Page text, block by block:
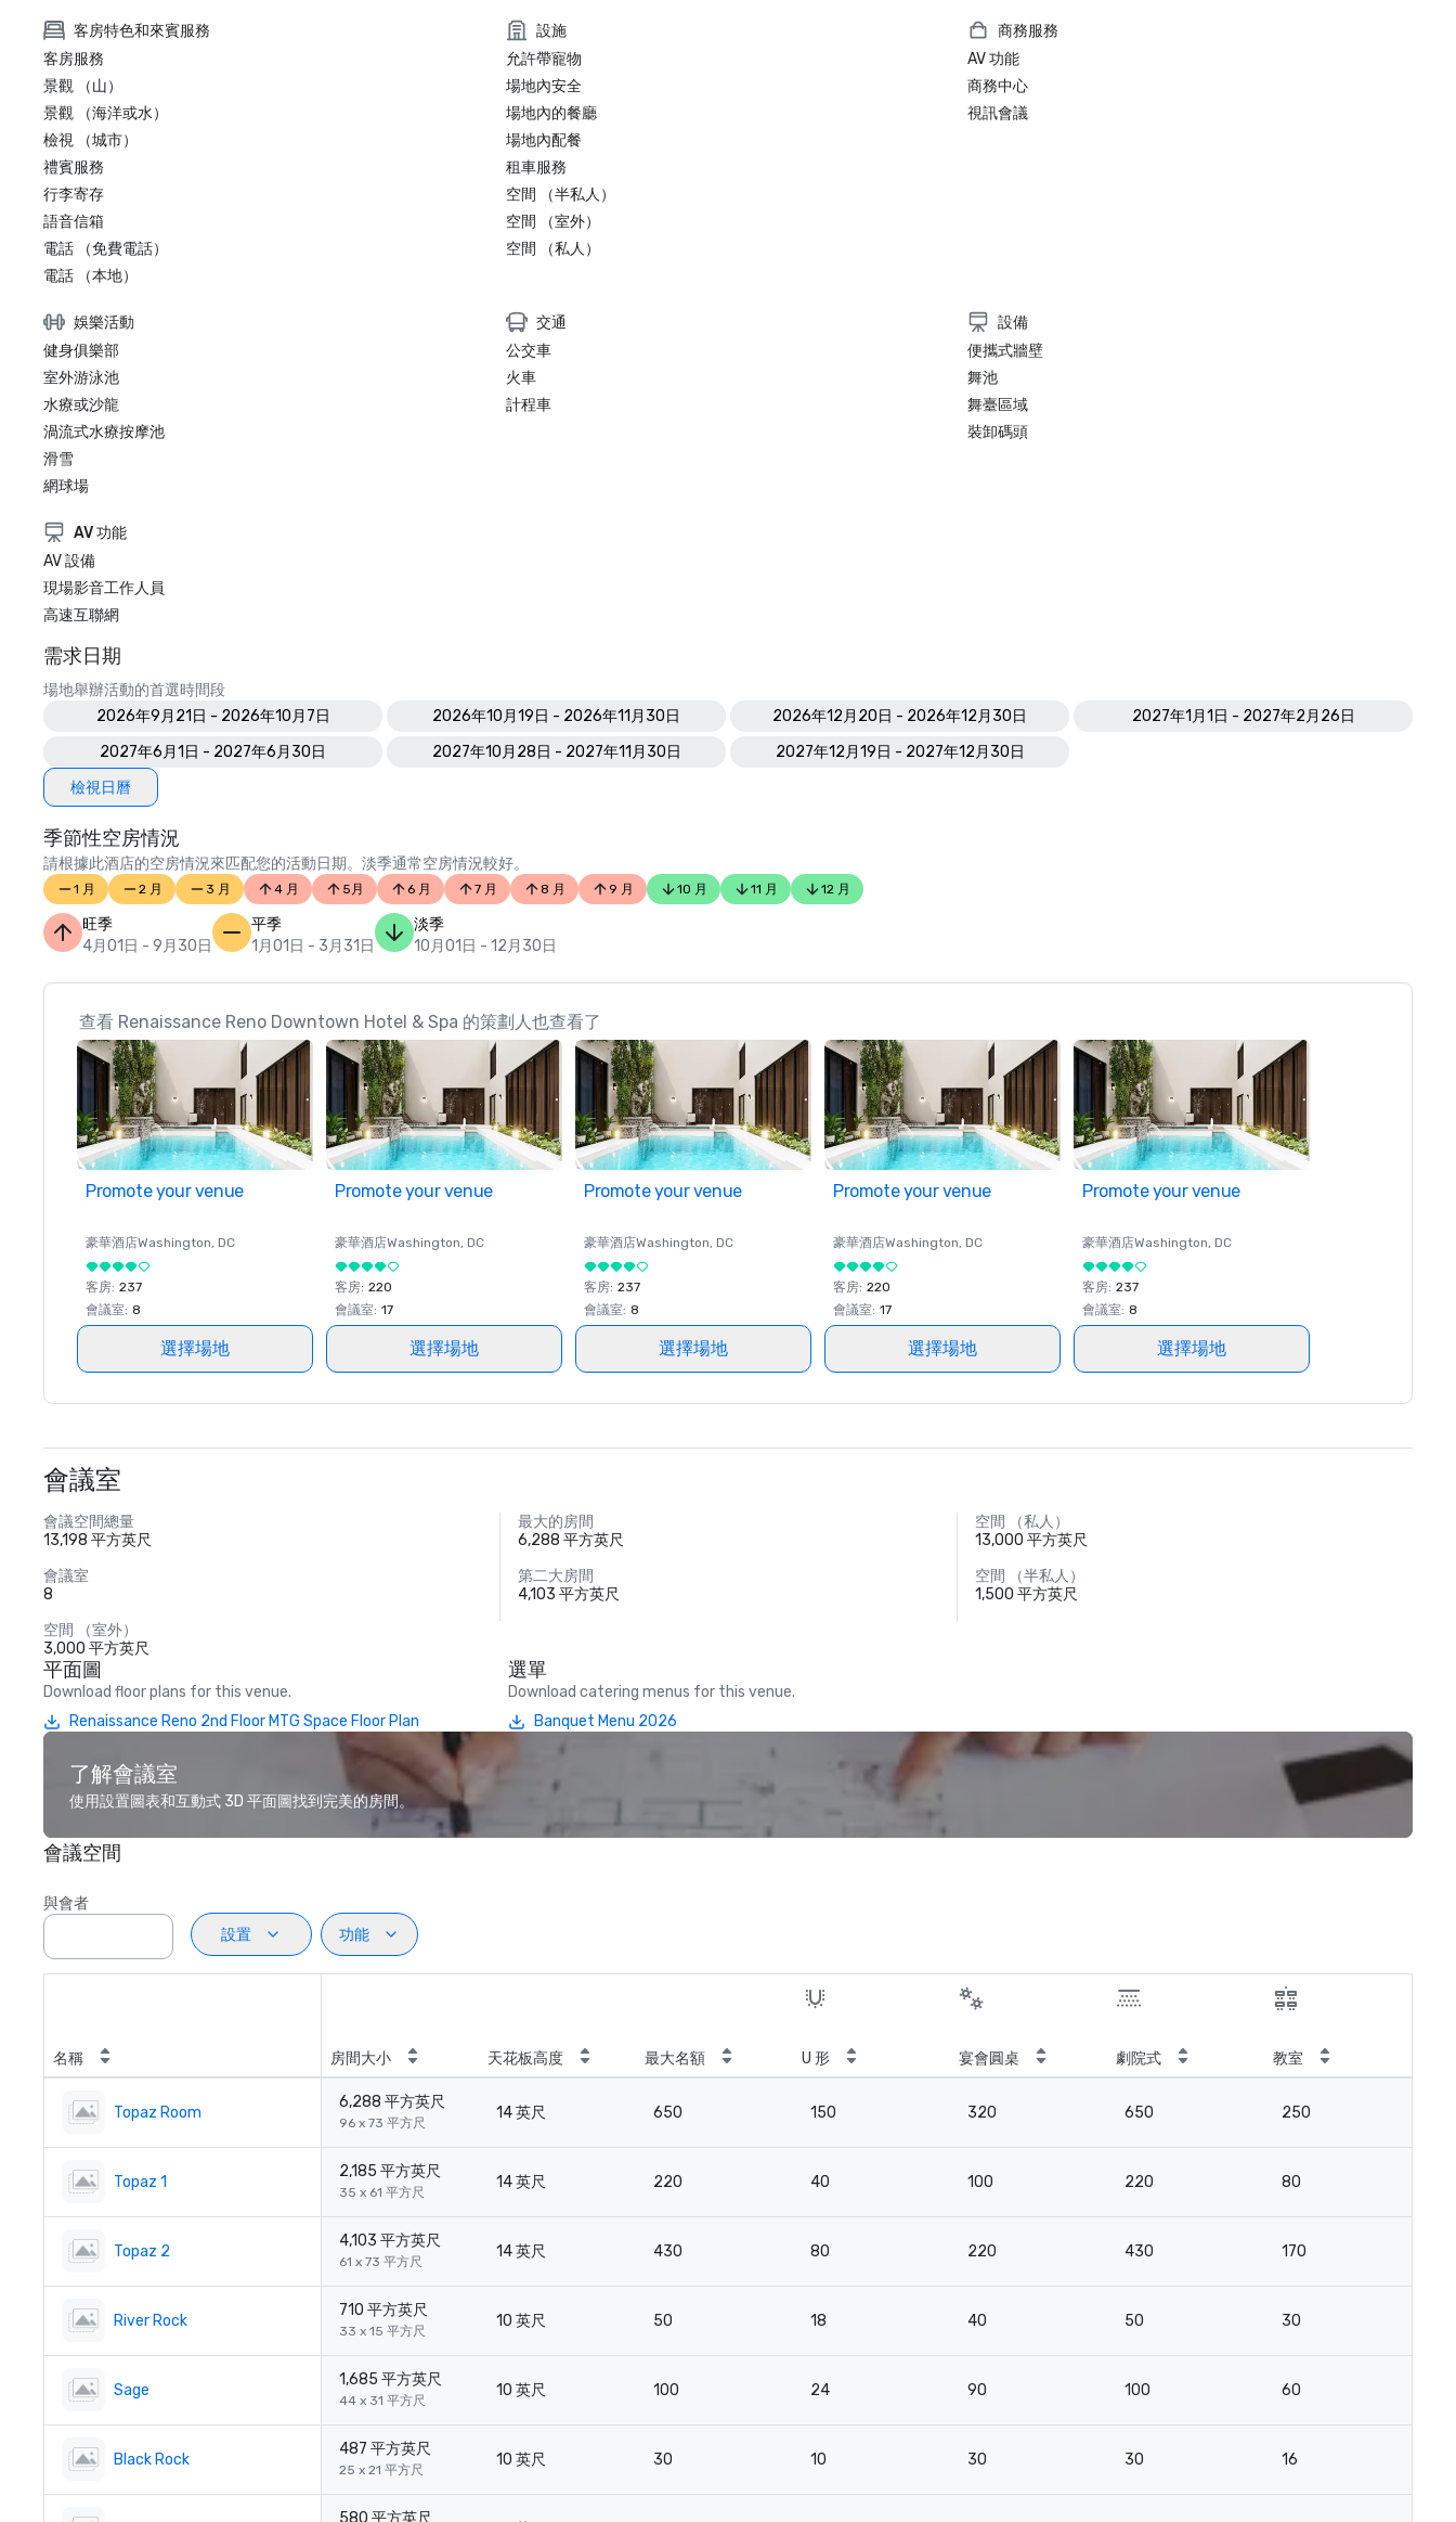
客房特色和來賓服務
客房服務
景觀 （山）
景觀 （海洋或水）
檢視 （城市）
禮賓服務
行李寄存
語音信箱
電話 （免費電話）
電話 （本地）
設施
允許帶寵物
場地內安全
場地內的餐廳
場地內配餐
租車服務
空間 （半私人）
空間 （室外）
空間 （私人）
商務服務
AV 功能
商務中心
視訊會議
娛樂活動
健身俱樂部
室外游泳池
水療或沙龍
渦流式水療按摩池
滑雪
網球場
交通
公交車
火車
計程車
設備
便攜式牆壁
舞池
舞臺區域
裝卸碼頭
AV 功能
AV 設備
現場影音工作人員
高速互聯網
需求日期
場地舉辦活動的首選時間段
2026年9月21日 - 2026年10月7日
2026年10月19日 - 2026年11月30日 2026年12月20日 - 2026年12月30日
2027年1月1日 - 2027年2月26日
2027年6月1日 - 2027年6月30日
2027年10月28日 - 2027年11月30日
2027年12月19日 - 2027年12月30日
檢視日曆
季節性空房情況
請根據此酒店的空房情況來匹配您的活動日期。淡季通常空房情況較好。
1 月 2 月 3 月 4 月 5月 6 月 7 月 8 月 9 月 10 月 11 月 12 月
旺季
4月01日 - 9月30日
平季
1月01日 - 3月31日
淡季
10月01日 - 12月30日
查看 Renaissance Reno Downtown Hotel & Spa 的策劃人也查看了
Promote your venue
豪華酒店Washington, DC
客房: 237
會議室: 8
選擇場地
Promote your venue
豪華酒店Washington, DC
客房: 220
會議室: 17
選擇場地
Promote your venue
豪華酒店Washington, DC
客房: 237
會議室: 8
選擇場地
Promote your venue
豪華酒店Washington, DC
客房: 220
會議室: 17
選擇場地
Promote your venue
豪華酒店Washington, DC
客房: 237
會議室: 8
選擇場地
會議室
會議空間總量
13,198 平方英尺
最大的房間
6,288 平方英尺
空間 （私人）
13,000 平方英尺
會議室
8
第二大房間
4,103 平方英尺
空間 （半私人）
1,500 平方英尺
空間 （室外）
3,000 平方英尺
平面圖
Download floor plans for this venue.
Renaissance Reno 2nd Floor MTG Space Floor Plan
選單
Download catering menus for this venue.
Banquet Menu 2026
了解會議室
使用設置圖表和互動式 3D 平面圖找到完美的房間。
會議空間
與會者
設置
功能
名稱 房間大小 天花板高度 最大名額 U 形 宴會圓桌 劇院式 教室
Topaz Room
6,288 平方英尺
96 x 73 平方尺
14 英尺 650 150 320 650 250
Topaz 1
2,185 平方英尺
35 x 61 平方尺
14 英尺 220 40 100 220 80
Topaz 2
4,103 平方英尺
61 x 73 平方尺
14 英尺 430 80 220 430 170
River Rock
710 平方英尺
33 x 15 平方尺
10 英尺 50 18 40 50 30
Sage
1,685 平方英尺
44 x 31 平方尺
10 英尺 100 24 90 100 60
Black Rock
487 平方英尺
25 x 21 平方尺
10 英尺 30 10 30 30 16
580 平方英尺